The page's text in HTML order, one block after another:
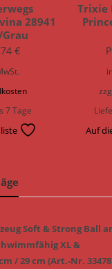
28941
€
7 Tage
Trixie
Auf
Soft & Strong Ball
XL &
/ 29 cm (Art.-Nr.